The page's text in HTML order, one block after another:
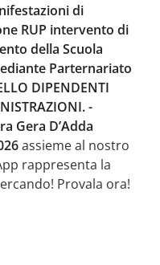
di
RUP intervento di
della Scuola
Parternariato
DIPENDENTI
-
Gera D’Adda
assieme al nostro
rappresenta la
Provala ora!